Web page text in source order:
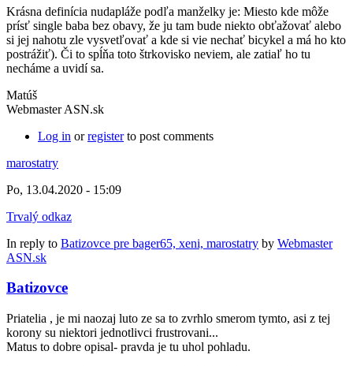
Krásna definícia nudapláže podľa manželky je: Miesto kde môže
prísť single baba bez obavy, že ju tam bude niekto obťažovať alebo
si jej nahotu zle vysvetľovať a kde si vie nechať bicykel a má ho kto
postrážiť). Či to spĺňa toto štrkovisko neviem, ale zatiaľ ho tu
necháme a uvidí sa.
Matúš
Webmaster ASN.sk
Log in orregisterto post comments
marostatry
Po, 13.04.2020 - 15:09
Trvalý odkaz
In reply to Batizovce pre bager65, xeni, marostatry by Webmaster
ASN.sk
Batizovce
Priatelia , je mi naozaj luto ze sa to zvrhlo smerom tymto, asi z tej
korony su niektori jednotlivci frustrovani...
Matus to dobre opisal- pravda je tu uhol pohladu.